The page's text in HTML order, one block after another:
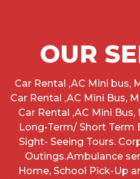
OUR
Car Rental ,AC Mini bus,
Car Rental ,AC Mini Bus,
Car Rental ,AC Mini
Long-Term/ Short Term
Sight- Seeing Tours.
Outings.Ambulance
Home, School Pick-Up